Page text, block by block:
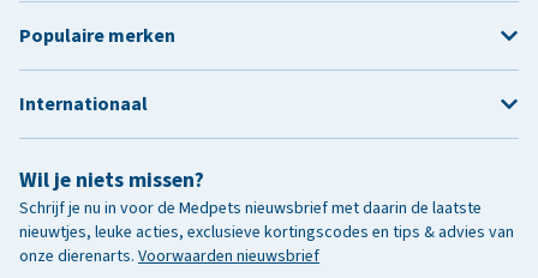
Wil je niets missen?
Schrijf je nu in voor de Medpets nieuwsbrief met daarin de laatste
nieuwtjes, leuke acties, exclusieve kortingscodes en tips & advies van
onze dierenarts. Voorwaarden nieuwsbrief
Populaire merken
Internationaal